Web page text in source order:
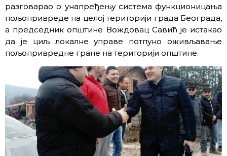
разговарао o унапређењу системa функционицања
пољопривреде на целој територији града Београда,
а председник општине Вождовац Савић је истакао
да је циљ локалне управе потпуно оживљавање
пољопривредне гране на територији општине.